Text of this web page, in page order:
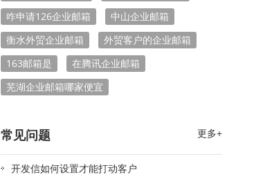
咋申请126企业邮箱
中山企业邮箱
衡水外贸企业邮箱
外贸客户的企业邮箱
163邮箱是
在腾讯企业邮箱
芜湖企业邮箱哪家便宜
常见问题 更多+
开发信如何设置才能打动客户